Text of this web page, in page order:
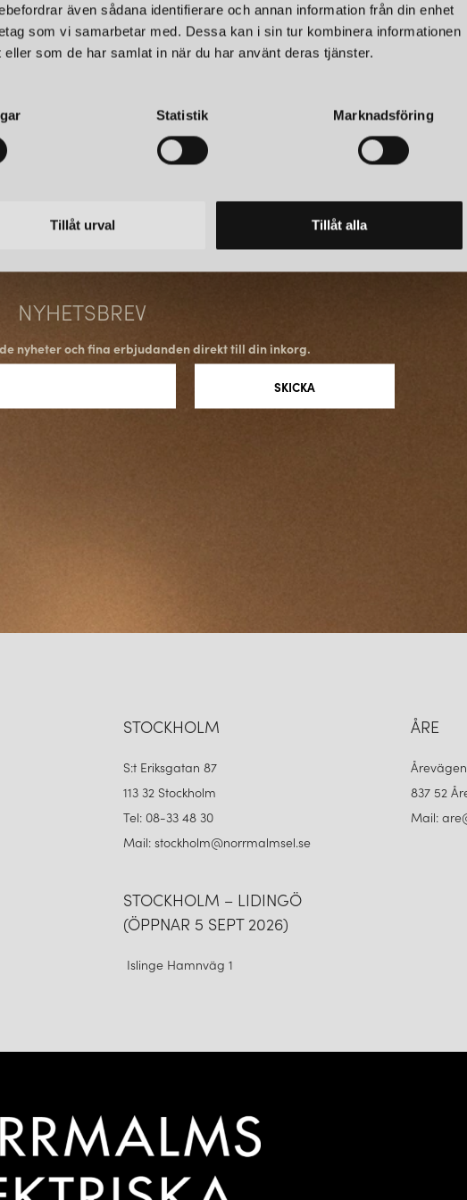
även sådana identifierare och annan information från din enhet
som vi samarbetar med. Dessa kan i sin tur kombinera informationen
som de har samlat in när du har använt deras tjänster.
Statistik Marknadsföring
Tillåt urval Tillåt alla
skensystemet i flera riktningar och skapa ett komplett nätverk
olika upphängnings- och infällningslösningar beroende på om
vägg eller i undertak.
Utöver den tekniska funktionaliteten är Global skensystem
Skenorna finns i färgerna vit och svart – vilket gör att de kan
inredningskoncept. Oavsett om du söker en minimalistisk
framträdande designelement, ger Global dig verktygen att
för både permanenta installationer och projekt som kräver
behoven.
SLUTSATS – DÄRFÖR SKA DU VÄLJA GLOBAL OCH
NYHETSBREV
nyheter och fina erbjudanden direkt till din inkorg.
STOCKHOLM
S:t Eriksgatan 87
113 32 Stockholm
Tel: 08-33 48 30
Mail: stockholm@norrmalmsel.se
STOCKHOLM – LIDINGÖ
(ÖPPNAR 5 SEPT 2026)
Islinge Hamnväg 1
ÅRE
Årevägen
837 52
Mail: